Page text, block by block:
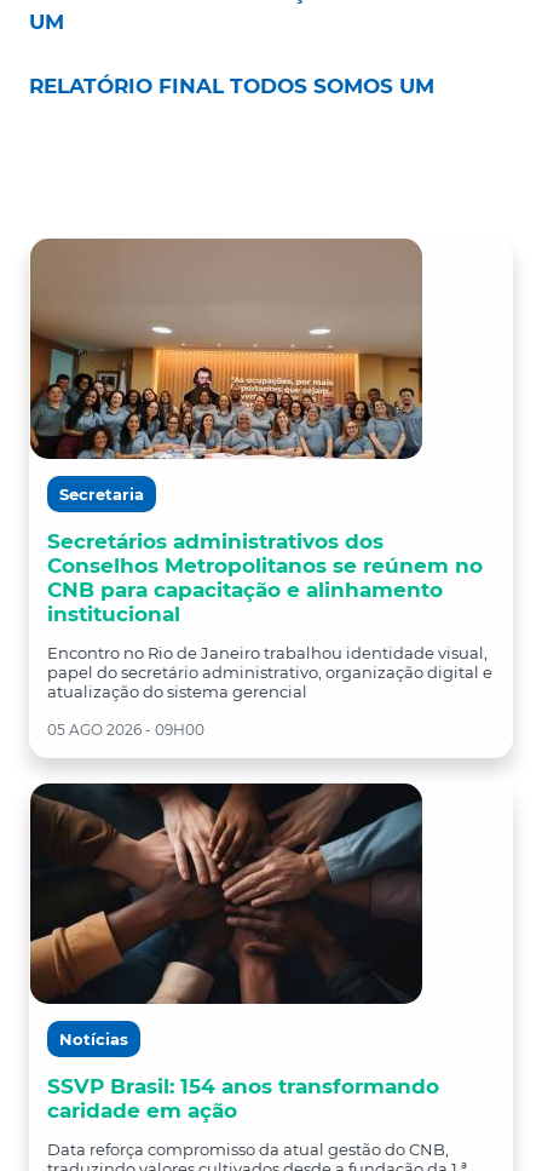
UM
RELATÓRIO FINAL TODOS SOMOS UM
Secretaria
Secretários administrativos dos
Conselhos Metropolitanos se reúnem no
CNB para capacitação e alinhamento
institucional
Encontro no Rio de Janeiro trabalhou identidade visual,
papel do secretário administrativo, organização digital e
atualização do sistema gerencial
05 AGO 2026 - 09H00
Notícias
SSVP Brasil: 154 anos transformando
caridade em ação
Data reforça compromisso da atual gestão do CNB,